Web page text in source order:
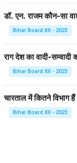
डॉ. एन. राजम कौन-सा
Bihar Board XII - 2023
राग देश का वादी-सम्वादी
Bihar Board XII - 2023
चारताल में कितने विभाग
Bihar Board XII - 2023